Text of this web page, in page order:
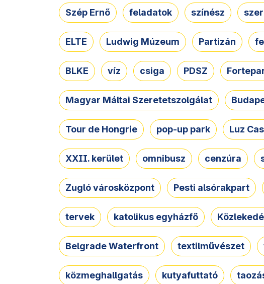
Szép Ernő feladatok színész
ELTE Ludwig Múzeum Partizán
BLKE víz csiga PDSZ
Magyar Máltai Szeretetszolgálat
Tour de Hongrie pop-up park Luz
XXII. kerület omnibusz cenzúra
Zugló városközpont Pesti alsórakpart
tervek katolikus egyházfő
Belgrade Waterfront textilművészet
közmeghallgatás kutyafuttató